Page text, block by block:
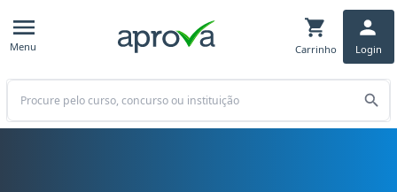
Menu Carrinho Login
Buscar